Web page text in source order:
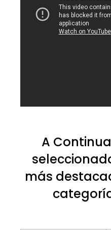
A
más